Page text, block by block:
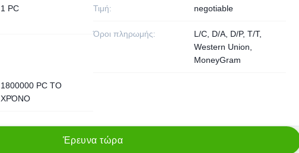
1 PC Τιμή: negotiable
Όροι πληρωμής:
L/C, D/A, D/P, T/T,
Western Union,
MoneyGram
1800000 PC ΤΟ
ΧΡΌΝΟ
Έρευνα τώρα